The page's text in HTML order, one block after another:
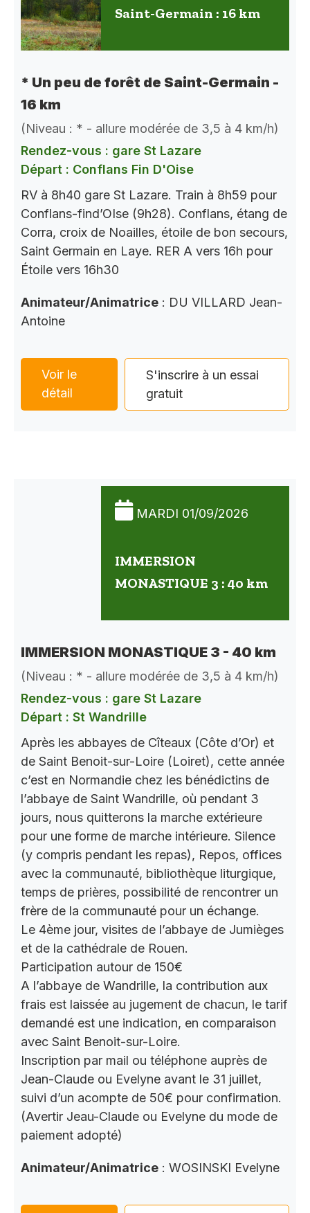
Saint-Germain : 16 km
* Un peu de forêt de Saint-Germain -
16 km
(Niveau : * - allure modérée de 3,5 à 4 km/h)
Rendez-vous : gare St Lazare
Départ : Conflans Fin D'Oise
RV à 8h40 gare St Lazare. Train à 8h59 pour
Conflans-find’OIse (9h28). Conflans, étang de
Corra, croix de Noailles, étoile de bon secours,
Saint Germain en Laye. RER A vers 16h pour
Étoile vers 16h30
Animateur/Animatrice : DU VILLARD Jean-
Antoine
Voir le
détail
S'inscrire à un essai
gratuit
MARDI 01/09/2026
IMMERSION
MONASTIQUE 3 : 40 km
IMMERSION MONASTIQUE 3 - 40 km
(Niveau : * - allure modérée de 3,5 à 4 km/h)
Rendez-vous : gare St Lazare
Départ : St Wandrille
Après les abbayes de Cîteaux (Côte d’Or) et
de Saint Benoit-sur-Loire (Loiret), cette année
c’est en Normandie chez les bénédictins de
l’abbaye de Saint Wandrille, où pendant 3
jours, nous quitterons la marche extérieure
pour une forme de marche intérieure. Silence
(y compris pendant les repas), Repos, offices
avec la communauté, bibliothèque liturgique,
temps de prières, possibilité de rencontrer un
frère de la communauté pour un échange.
Le 4ème jour, visites de l’abbaye de Jumièges
et de la cathédrale de Rouen.
Participation autour de 150€
A l’abbaye de Wandrille, la contribution aux
frais est laissée au jugement de chacun, le tarif
demandé est une indication, en comparaison
avec Saint Benoit-sur-Loire.
Inscription par mail ou téléphone auprès de
Jean-Claude ou Evelyne avant le 31 juillet,
suivi d’un acompte de 50€ pour confirmation.
(Avertir Jeau-Claude ou Evelyne du mode de
paiement adopté)
Animateur/Animatrice : WOSINSKI Evelyne